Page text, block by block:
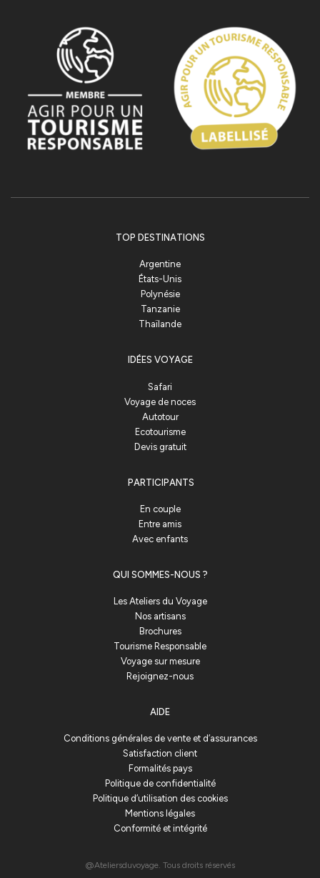
TOP DESTINATIONS
Argentine
États-Unis
Polynésie
Tanzanie
Thaïlande
IDÉES VOYAGE
Safari
Voyage de noces
Autotour
Ecotourisme
Devis gratuit
PARTICIPANTS
En couple
Entre amis
Avec enfants
QUI SOMMES-NOUS ?
Les Ateliers du Voyage
Nos artisans
Brochures
Tourisme Responsable
Voyage sur mesure
Rejoignez-nous
AIDE
Conditions générales de vente et d’assurances
Satisfaction client
Formalités pays
Politique de confidentialité
Politique d’utilisation des cookies
Mentions légales
Conformité et intégrité
@Ateliersduvoyage. Tous droits réservés